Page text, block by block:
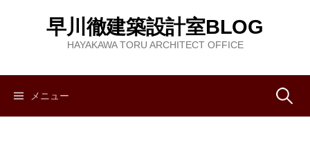
ツ
早川徹建築設計室BLOG
HAYAKAWA TORU ARCHITECT OFFICE
メニュー 検